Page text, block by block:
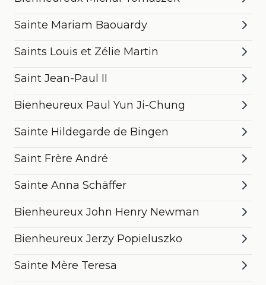
Sainte Mariam Baouardy
Saints Louis et Zélie Martin
Saint Jean-Paul II
Bienheureux Paul Yun Ji-Chung
Sainte Hildegarde de Bingen
Saint Frère André
Sainte Anna Schäffer
Bienheureux John Henry Newman
Bienheureux Jerzy Popieluszko
Sainte Mère Teresa